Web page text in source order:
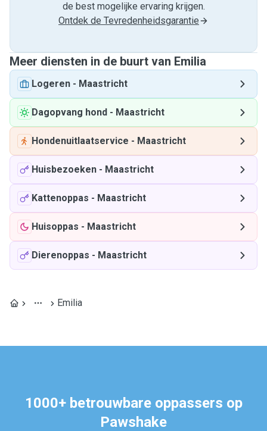
de best mogelijke ervaring krijgen.
Ontdek de Tevredenheidsgarantie
Meer diensten in de buurt van Emilia
Logeren - Maastricht
Dagopvang hond - Maastricht
Hondenuitlaatservice - Maastricht
Huisbezoeken - Maastricht
Kattenoppas - Maastricht
Huisoppas - Maastricht
Dierenoppas - Maastricht
Emilia
1000+ betrouwbare oppassers op
Pawshake